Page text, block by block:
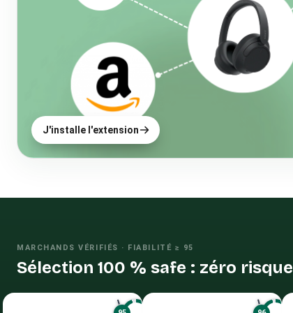
J'installe l'extension
MARCHANDS VÉRIFIÉS · FIABILITÉ ≥ 95
Sélection 100 % safe : zéro risque